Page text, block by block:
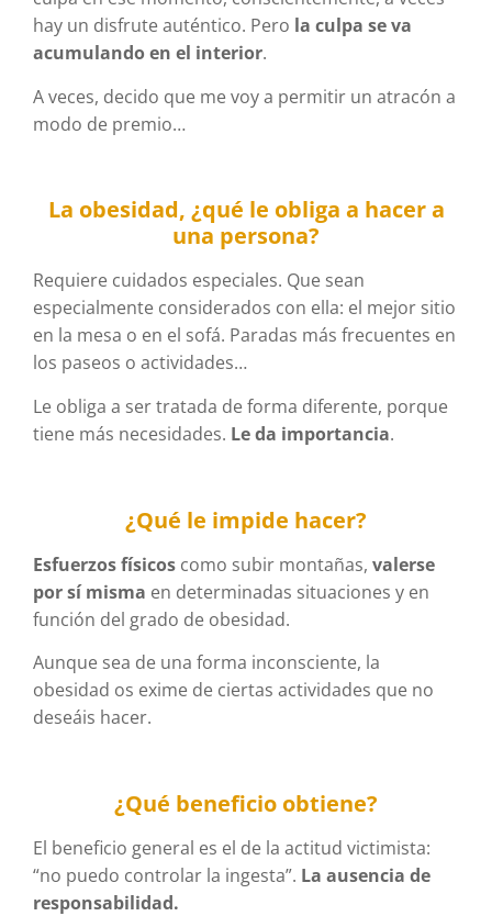
hay un disfrute auténtico. Pero la culpa se va
acumulando en el interior.
A veces, decido que me voy a permitir un atracón a
modo de premio…
La obesidad, ¿qué le obliga a hacer a
una persona?
Requiere cuidados especiales. Que sean
especialmente considerados con ella: el mejor sitio
en la mesa o en el sofá. Paradas más frecuentes en
los paseos o actividades…
Le obliga a ser tratada de forma diferente, porque
tiene más necesidades. Le da importancia.
¿Qué le impide hacer?
Esfuerzos físicos como subir montañas, valerse
por sí misma en determinadas situaciones y en
función del grado de obesidad.
Aunque sea de una forma inconsciente, la
obesidad os exime de ciertas actividades que no
deseáis hacer.
¿Qué beneficio obtiene?
El beneficio general es el de la actitud victimista:
“no puedo controlar la ingesta”. La ausencia de
responsabilidad.